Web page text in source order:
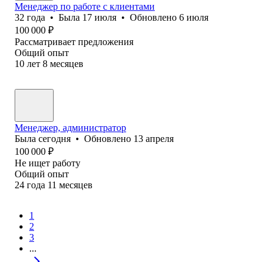
Менеджер по работе с клиентами
32 года • Была 17 июля • Обновлено 6 июля
100 000 ₽
Рассматривает предложения
Общий опыт
10 лет 8 месяцев
Менеджер, администратор
Была сегодня • Обновлено 13 апреля
100 000 ₽
Не ищет работу
Общий опыт
24 года 11 месяцев
1
2
3
...